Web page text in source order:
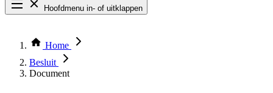
Hoofdmenu in- of uitklappen
Thema COVID-19
Bekijk per bestuursorgaan
Home
Besluit
Document